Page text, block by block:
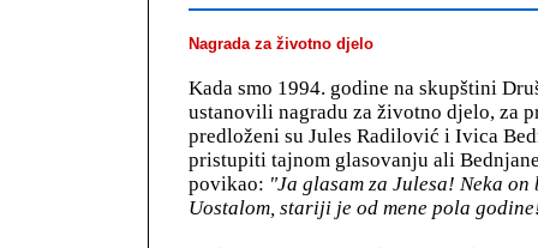
Nagrada za životno djelo
Kada smo 1994. godine na skupštini
ustanovili nagradu za životno djelo, za
predloženi su Jules Radilović i Ivica
pristupiti tajnom glasovanju ali
povikao: "Ja glasam za Julesa! Neka
Uostalom, stariji je od mene pola